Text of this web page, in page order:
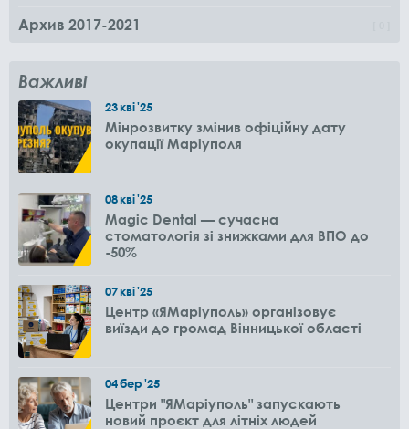
Архив 2017-2021
Важливі
23кві'25
Мінрозвитку змінив офіційну дату
окупації Маріуполя
08кві'25
Magic Dental — сучасна
стоматологія зі знижками для ВПО до
-50%
07кві'25
Центр «ЯМаріуполь» організовує
виїзди до громад Вінницької області
04бер'25
Центри "ЯМаріуполь" запускають
новий проєкт для літніх людей